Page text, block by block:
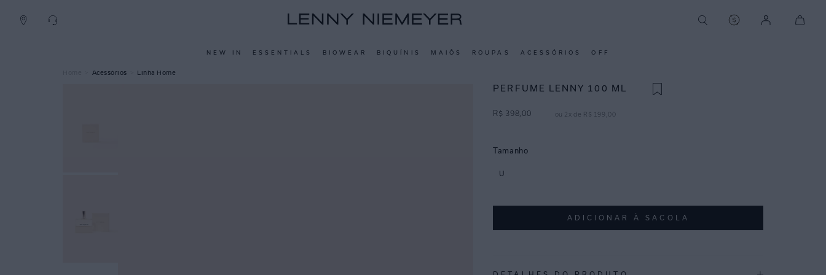
NEW IN ESSENTIALS BIOWEAR BIQUÍNIS MAIÔS ROUPAS ACESSÓRIOS OFF
Acessórios Linha Home
PERFUME LENNY 100 ML
R$ 398 ,00 ou 2 x de R$ 199 00
Tamanho
U
ADICIONAR À SACOLA